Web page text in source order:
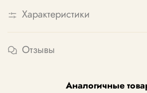
Характеристики
Отзывы
Аналогичные